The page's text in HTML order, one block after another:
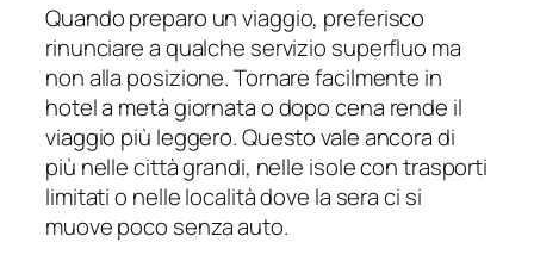
Quando preparo un viaggio, preferisco
rinunciare a qualche servizio superfluo ma
non alla posizione. Tornare facilmente in
hotel a metà giornata o dopo cena rende il
viaggio più leggero. Questo vale ancora di
più nelle città grandi, nelle isole con trasporti
limitati o nelle località dove la sera ci si
muove poco senza auto.